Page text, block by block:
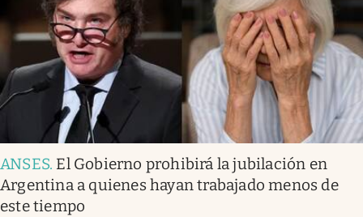
ANSES. El Gobierno prohibirá la jubilación en
Argentina a quienes hayan trabajado menos de
este tiempo